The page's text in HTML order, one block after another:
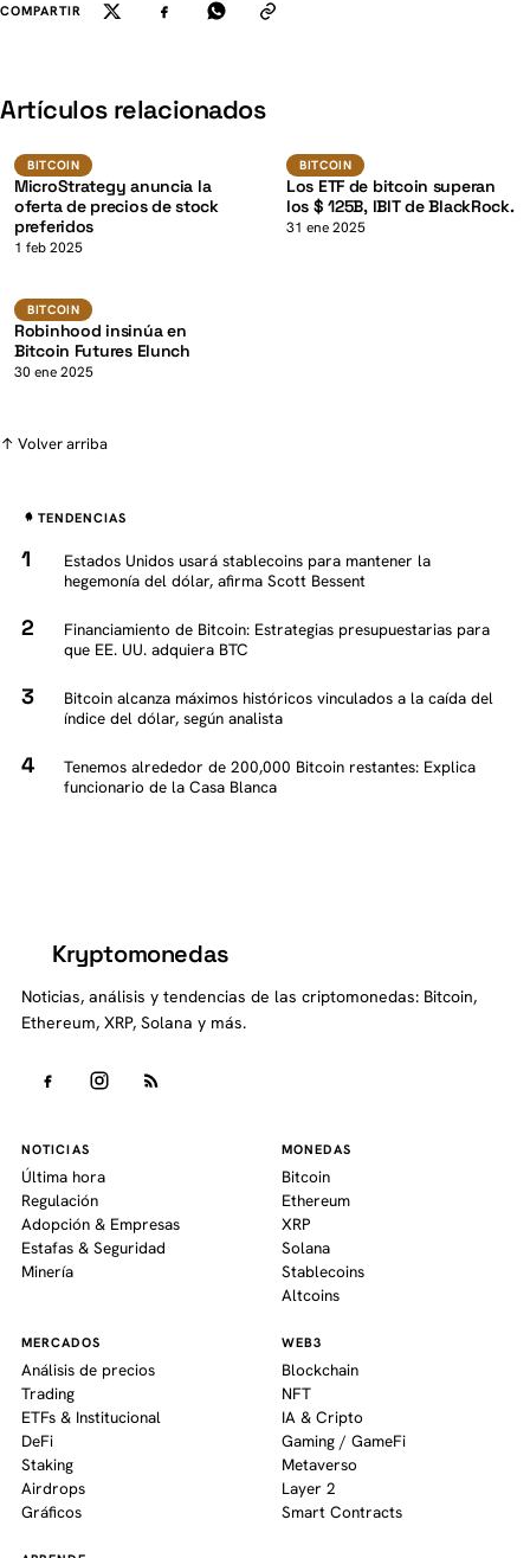
COMPARTIR
Artículos relacionados
K
BITCOIN
MicroStrategy anuncia la
oferta de precios de stock
preferidos
1 feb 2025
BITCOIN BTC
BITCOIN
Los ETF de bitcoin superan
los $ 125B, IBIT de BlackRock.
31 ene 2025
BITCOIN K
BITCOIN
Robinhood insinúa en
Bitcoin Futures Elunch
30 ene 2025
↑ Volver arriba
TENDENCIAS
Estados Unidos usará stablecoins para mantener la
hegemonía del dólar, afirma Scott Bessent
Financiamiento de Bitcoin: Estrategias presupuestarias para
que EE. UU. adquiera BTC
Bitcoin alcanza máximos históricos vinculados a la caída del
índice del dólar, según analista
Tenemos alrededor de 200,000 Bitcoin restantes: Explica
funcionario de la Casa Blanca
Kryptomonedas
Noticias, análisis y tendencias de las criptomonedas: Bitcoin,
Ethereum, XRP, Solana y más.
NOTICIAS
Última hora
Regulación
Adopción & Empresas
Estafas & Seguridad
Minería
MONEDAS
Bitcoin
Ethereum
XRP
Solana
Stablecoins
Altcoins
MERCADOS
Análisis de precios
Trading
ETFs & Institucional
DeFi
Staking
Airdrops
Gráficos
WEB3
Blockchain
NFT
IA & Cripto
Gaming / GameFi
Metaverso
Layer 2
Smart Contracts